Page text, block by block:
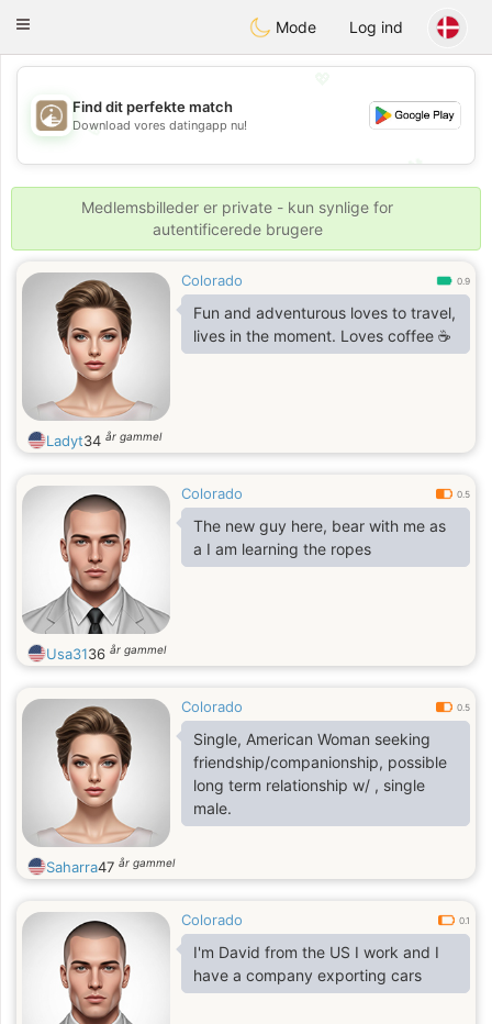
ahebik
Toggle
Mode Log ind
💖
💕
Find dit perfekte match
Download vores datingapp nu!
Medlemsbilleder er private - kun synlige for
autentificerede brugere
Colorado 0.9
Fun and adventurous loves to travel,
lives in the moment. Loves coffee ☕
Ladyt34 år gammel
Colorado 0.5
The new guy here, bear with me as
a I am learning the ropes
Usa3136 år gammel
Colorado 0.5
Single, American Woman seeking
friendship/companionship, possible
long term relationship w/ , single
male.
Saharra47 år gammel
Colorado 0.1
I'm David from the US I work and I
have a company exporting cars